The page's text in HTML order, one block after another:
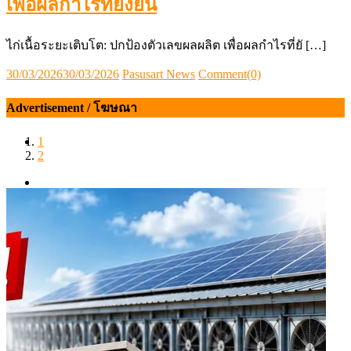
เพื่อผลกำไรที่ยั่งยืน
ไก่เนื้อระยะเติบโต: ปกป้องตัวเลขผลผลิต เพื่อผลกำไรที่ยั […]
Posted
30/03/202630/03/2026 Author
Pasusart News Comment(0)
Advertisement / โฆษณา
1
2